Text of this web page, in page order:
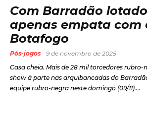
Com Barradão
apenas empata com
Botafogo
Pós-jogos
9 de novembro de 2025
Casa cheia. Mais de 28 mil torcedores rubro-
show à parte nas arquibancadas do
equipe rubro-negra neste domingo (09/11)....